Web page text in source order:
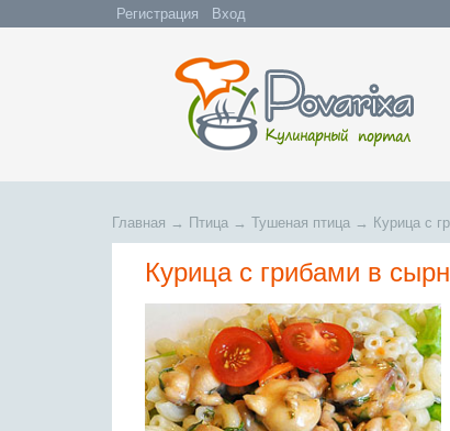
Регистрация Вход
Главная → Птица → Тушеная птица → Курица с
Курица с грибами в